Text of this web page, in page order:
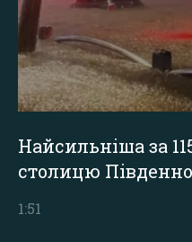
Найсильніша за
столицю
1:51